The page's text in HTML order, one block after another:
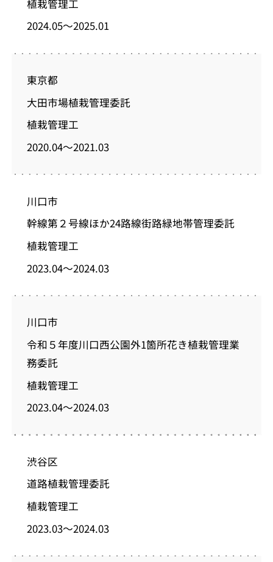
植栽管理工
2024.05～2025.01
東京都
大田市場植栽管理委託
植栽管理工
2020.04～2021.03
川口市
幹線第２号線ほか24路線街路緑地帯管理委託
植栽管理工
2023.04～2024.03
川口市
令和５年度川口西公園外1箇所花き植栽管理業
務委託
植栽管理工
2023.04～2024.03
渋谷区
道路植栽管理委託
植栽管理工
2023.03～2024.03